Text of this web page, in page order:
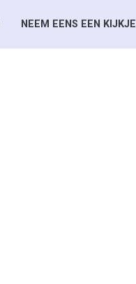
NEEM EENS EEN KIJKJE